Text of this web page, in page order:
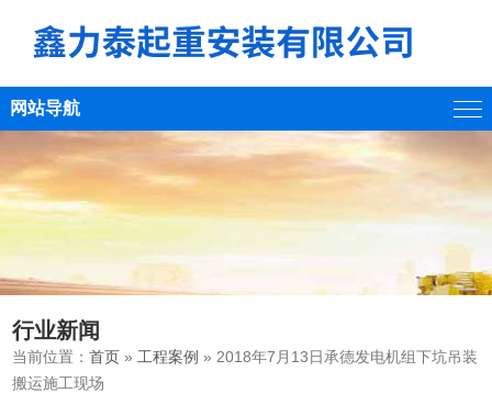
网站导航
行业新闻
当前位置：首页 »工程案例 » 2018年7月13日承德发电机组下坑吊装
搬运施工现场